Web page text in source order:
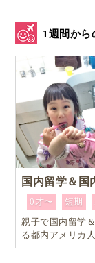
デンマーク
とは？
ちなみに・・
学への入学ま
社会人になる
を設け、留学
NGO・NPOで
主に、英語圏
をあえて長く
大学や社会人
1週間から
0才〜 短期
親子で国内留学
る都内アメリカ
「ホームステイ